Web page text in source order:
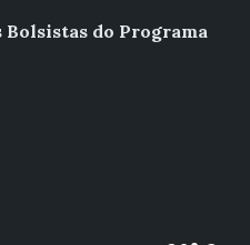
Bolsistas do Programa